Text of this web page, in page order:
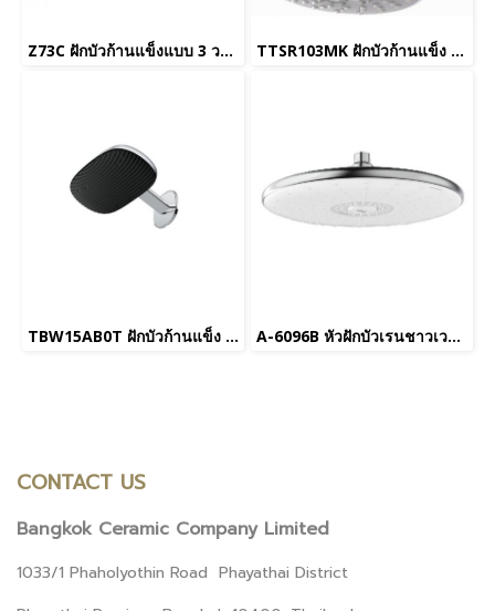
Z73C ฝักบัวก้านแข็งแบบ 3 วง ชนิดติดเพดาน TTSR103MK ฝักบัวก้านแข็ง 5 ฟังก์ชั่น รุ่น REI-S (ยกเลิกการขาย)
TBW15AB0T ฝักบัวก้านแข็ง 1 ฟังก์ชัน (ชนิดติดผนัง) A-6096B หัวฝักบัวเรนชาวเวอร์แบบกลม ขนาด 300 มม. รุ่น RAINCLICK CLEANSEPLUS (ไม่รวมก้านฝักบัว)
CONTACT US
Bangkok Ceramic Company Limited
1033/1 Phaholyothin Road Phayathai District